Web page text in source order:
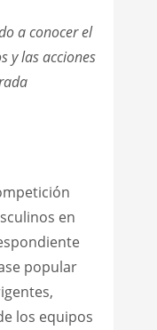
a conocer el
y las acciones
en
popular
los equipos